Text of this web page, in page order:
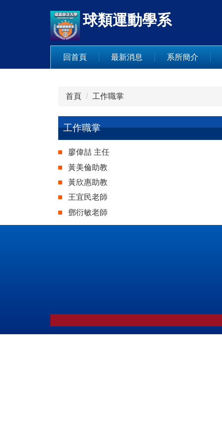
容
球類運動學系
回首頁 最新消息 系所簡介
首頁 工作職掌
工作職掌
廖偉喆 主任
黃美倫助教
黃欣惠助教
王宜民老師
鄧衍敏老師